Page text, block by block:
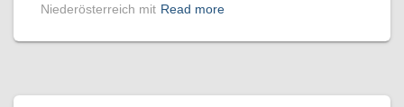
Niederösterreich mit Read more